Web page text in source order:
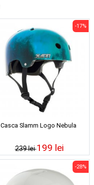
Casca Slamm Logo Nebula
239 lei
-17%
199 lei
-28%